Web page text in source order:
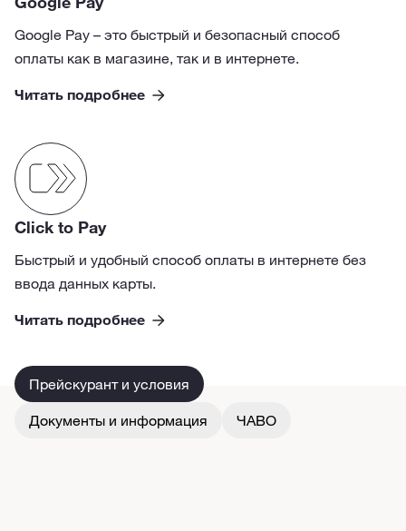
Google Pay – это быстрый и безопасный способ
оплаты как в магазине, так и в интернете.
Читать подробнее
Click to Pay
Быстрый и удобный способ оплаты в интернете без
ввода данных карты.
Читать подробнее
Прейскурант и условия
Документы и информация
ЧАВО